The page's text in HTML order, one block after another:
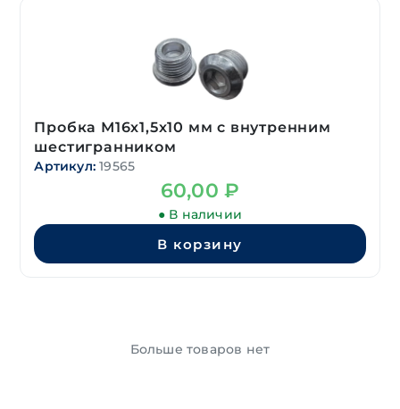
Пробка М16х1,5х10 мм с внутренним
шестигранником
Артикул: 19565
60,00 ₽
● В наличии
В корзину
Больше товаров нет